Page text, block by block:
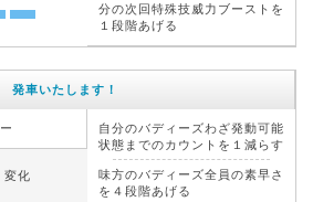
分の次回特殊技威力ブーストを
１段階あげる
発車いたします！
ー
自分のバディーズわざ発動可能
状態までのカウントを１減らす
味方のバディーズ全員の素早さ
を４段階あげる
変化